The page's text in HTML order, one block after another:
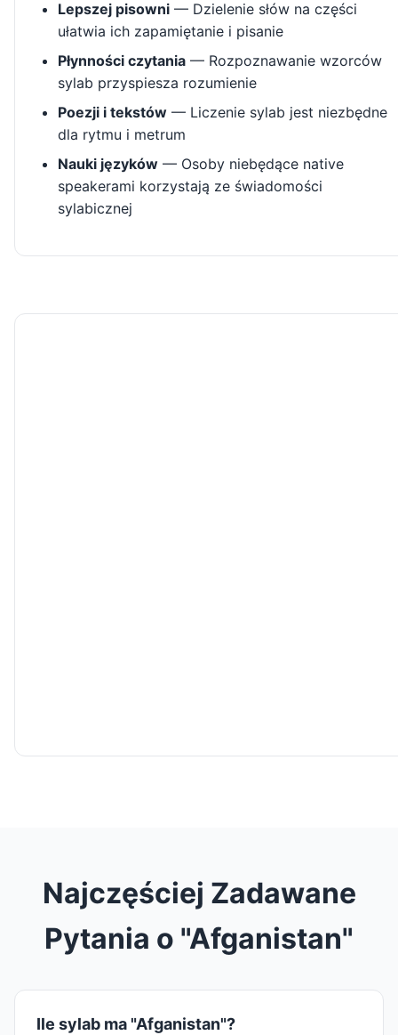
Lepszej pisowni — Dzielenie słów na części
ułatwia ich zapamiętanie i pisanie
Płynności czytania — Rozpoznawanie wzorców
sylab przyspiesza rozumienie
Poezji i tekstów — Liczenie sylab jest niezbędne
dla rytmu i metrum
Nauki języków — Osoby niebędące native
speakerami korzystają ze świadomości
sylabicznej
Najczęściej Zadawane
Pytania o "Afganistan"
Ile sylab ma "Afganistan"?